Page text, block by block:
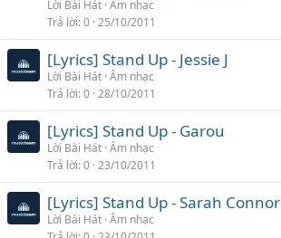
Lời Bài Hát Âm nhạc
Trả lời 0 25/10/2011
[Lyrics] Stand Up - Jessie J
Lời Bài Hát Âm nhạc
Trả lời 0 28/10/2011
[Lyrics] Stand Up - Garou
Lời Bài Hát Âm nhạc
Trả lời 0 23/10/2011
[Lyrics] Stand Up - Sarah Connor
Lời Bài Hát Âm nhạc